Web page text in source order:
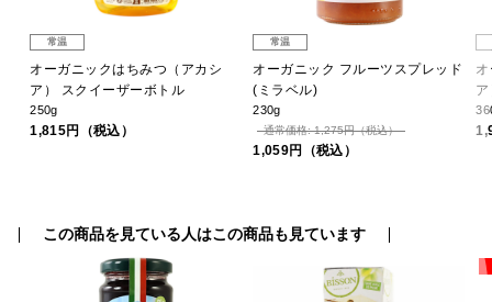
常温
オーガニックはちみつ（アカシ
ア） スクイーザーボトル
250g
1,815円（税込）
常温
オーガニック フルーツスプレッド
(ミラベル)
230g
通常価格: 1,275円（税込）
1,059円（税込）
この商品を見ている人はこの商品も見ています